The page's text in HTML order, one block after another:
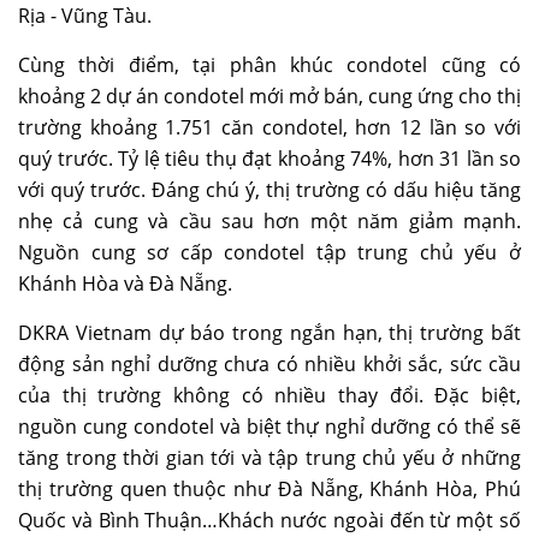
Rịa - Vũng Tàu.
Cùng thời điểm, tại phân khúc condotel cũng có
khoảng 2 dự án condotel mới mở bán, cung ứng cho thị
trường khoảng 1.751 căn condotel, hơn 12 lần so với
quý trước. Tỷ lệ tiêu thụ đạt khoảng 74%, hơn 31 lần so
với quý trước. Đáng chú ý, thị trường có dấu hiệu tăng
nhẹ cả cung và cầu sau hơn một năm giảm mạnh.
Nguồn cung sơ cấp condotel tập trung chủ yếu ở
Khánh Hòa và Đà Nẵng.
DKRA Vietnam dự báo trong ngắn hạn, thị trường bất
động sản nghỉ dưỡng chưa có nhiều khởi sắc, sức cầu
của thị trường không có nhiều thay đổi. Đặc biệt,
nguồn cung condotel và biệt thự nghỉ dưỡng có thể sẽ
tăng trong thời gian tới và tập trung chủ yếu ở những
thị trường quen thuộc như Đà Nẵng, Khánh Hòa, Phú
Quốc và Bình Thuận…Khách nước ngoài đến từ một số